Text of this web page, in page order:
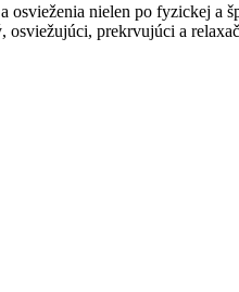
nielen po fyzickej
osviežujúci, prekrvujúci a